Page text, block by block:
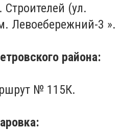
Строителей (ул.
Левоебережний-3 ».
района:
№ 115К.